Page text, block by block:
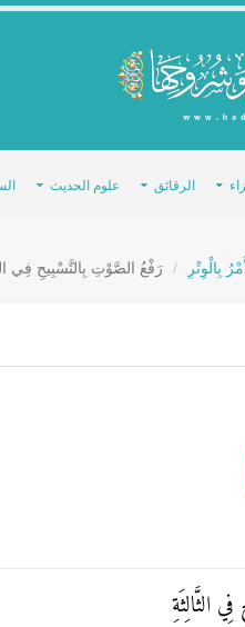
الرقائق علوم الحديث
بِالْوِتْرِ رَفْعُ الصَّوْتِ بِالتَّسْبِيحِ فِي
الثَّالِثَةِ